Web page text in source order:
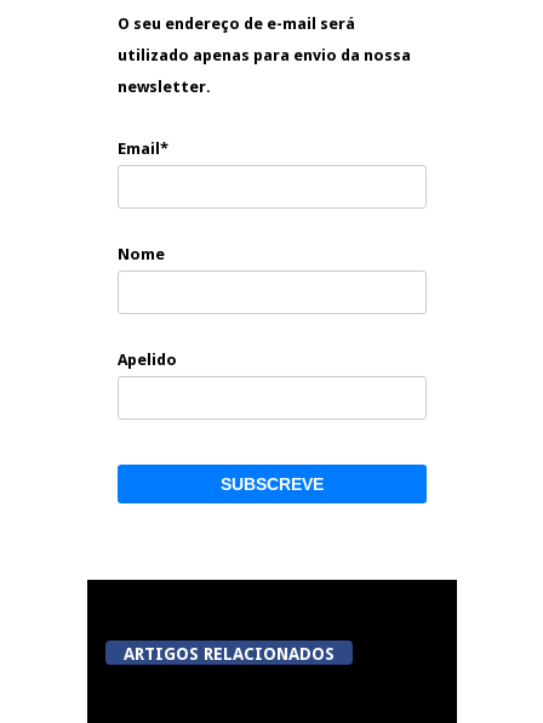
O seu endereço de e-mail será
utilizado apenas para envio da nossa
newsletter.
Email*
Nome
Apelido
ARTIGOS RELACIONADOS